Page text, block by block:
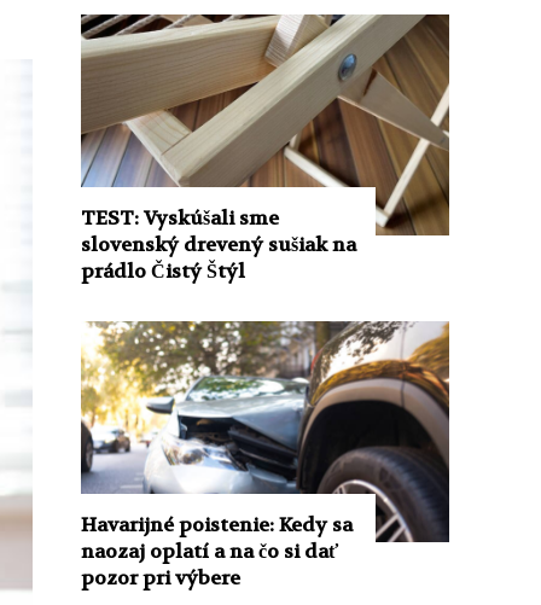
TEST: Vyskúšali sme
slovenský drevený sušiak na
prádlo Čistý Štýl
Havarijné poistenie: Kedy sa
naozaj oplatí a na čo si dať
pozor pri výbere